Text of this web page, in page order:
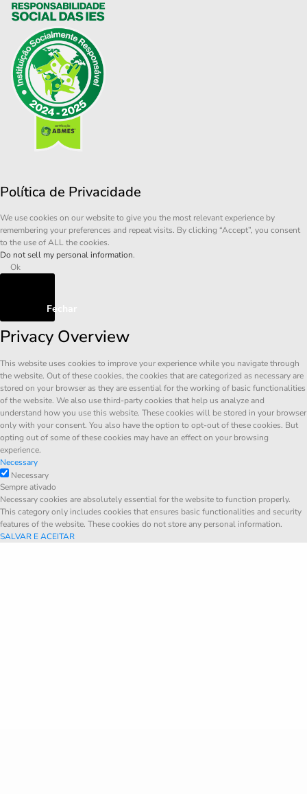
Política de Privacidade
We use cookies on our website to give you the most relevant experience by
remembering your preferences and repeat visits. By clicking “Accept”, you consent
to the use of ALL the cookies.
Do not sell my personal information.
Ok
Fechar
Privacy Overview
This website uses cookies to improve your experience while you navigate through
the website. Out of these cookies, the cookies that are categorized as necessary are
stored on your browser as they are essential for the working of basic functionalities
of the website. We also use third-party cookies that help us analyze and
understand how you use this website. These cookies will be stored in your browser
only with your consent. You also have the option to opt-out of these cookies. But
opting out of some of these cookies may have an effect on your browsing
experience.
Necessary
Necessary
Sempre ativado
Necessary cookies are absolutely essential for the website to function properly.
This category only includes cookies that ensures basic functionalities and security
features of the website. These cookies do not store any personal information.
SALVAR E ACEITAR